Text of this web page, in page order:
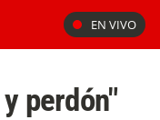
EN VIVO
perdón"